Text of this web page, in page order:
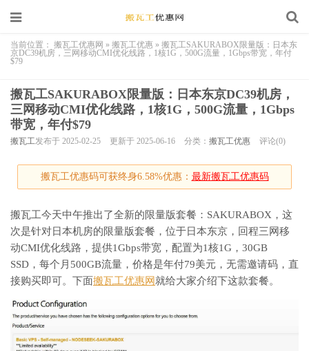
当前位置： 搬瓦工优惠网 » 搬瓦工优惠 » 搬瓦工SAKURABOX限量版：日本东
京DC39机房，三网移动CMI优化线路，1核1G，500G流量，1Gbps带宽，年付
$79
搬瓦工SAKURABOX限量版：日本东京DC39机房，
三网移动CMI优化线路，1核1G，500G流量，1Gbps
带宽，年付$79
搬瓦工发布于 2025-02-25 更新于 2025-06-16 分类： 搬瓦工优惠 评论(0)
搬瓦工优惠码可获终身6.58%优惠： 最新搬瓦工优惠码
搬瓦工今天中午推出了全新的限量版套餐：SAKURABOX，这
次是针对日本机房的限量版套餐，位于日本东京，回程三网移
动CMI优化线路，提供1Gbps带宽，配置为1核1G，30GB
SSD，每个月500GB流量，价格是年付79美元，无需邀请码，直
接购买即可。下面搬瓦工优惠网 就给大家介绍下这款套餐。